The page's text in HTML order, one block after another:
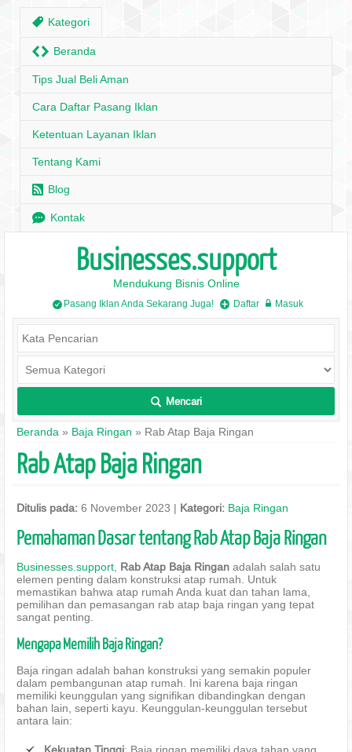
, Kategori
H Beranda
Tips Jual Beli Aman
Cara Daftar Pasang Iklan
Ketentuan Layanan Iklan
Tentang Kami
r Blog
e Kontak
Businesses.support
Mendukung Bisnis Online
/ Pasang Iklan Anda Sekarang Juga! + Daftar w Masuk
L Mencari
Beranda » Baja Ringan » Rab Atap Baja Ringan
Rab Atap Baja Ringan
Ditulis pada: 6 November 2023 | Kategori: Baja Ringan
Pemahaman Dasar tentang Rab Atap Baja Ringan
Businesses.support Rab Atap Baja Ringan adalah salah satu
elemen penting dalam konstruksi atap rumah. Untuk
memastikan bahwa atap rumah Anda kuat dan tahan lama,
pemilihan dan pemasangan rab atap baja ringan yang tepat
sangat penting.
Mengapa Memilih Baja Ringan?
Baja ringan adalah bahan konstruksi yang semakin populer
dalam pembangunan atap rumah. Ini karena baja ringan
memiliki keunggulan yang signifikan dibandingkan dengan
bahan lain, seperti kayu. Keunggulan-keunggulan tersebut
antara lain: